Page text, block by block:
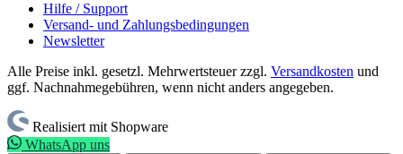
Hilfe / Support
Versand- und Zahlungsbedingungen
Newsletter
Alle Preise inkl. gesetzl. Mehrwertsteuer zzgl. Versandkosten und
ggf. Nachnahmegebühren, wenn nicht anders angegeben.
Realisiert mit Shopware
WhatsApp uns